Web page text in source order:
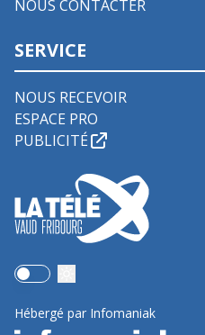
NOUS CONTACTER
SERVICE
NOUS RECEVOIR
ESPACE PRO
PUBLICITÉ
Use setting
Hébergé par Infomaniak